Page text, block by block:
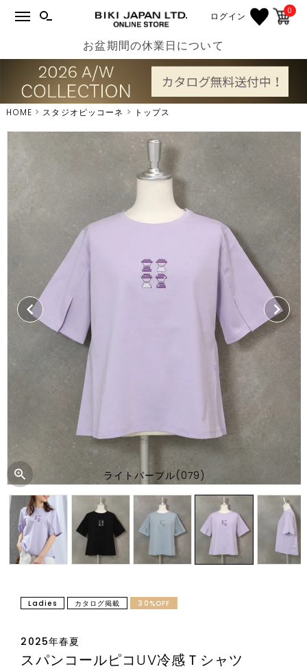
ログイン 0
お盆期間の休業日について
HOME スタジオピッコーネ トップス
ライトパープル(079)
Ladies カタログ掲載 30%OFF
2025年春夏
スパンコールピコUV冷感Ｔシャツ